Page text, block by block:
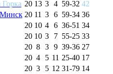
20 13 3 4 59-32 42
20 11 3 6 59-34 36
20 10 4 6 36-51 34
20 10 3 7 55-25 33
20 8 3 9 39-36 27
20 4 5 11 25-40 17
20 3 5 12 31-79 14